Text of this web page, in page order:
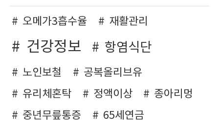
오메가3흡수율 재활관리
건강정보 항염식단
노인보철
공복올리브유
유리체혼탁
정액이상
종아리멍
중년무릎통증
65세연금